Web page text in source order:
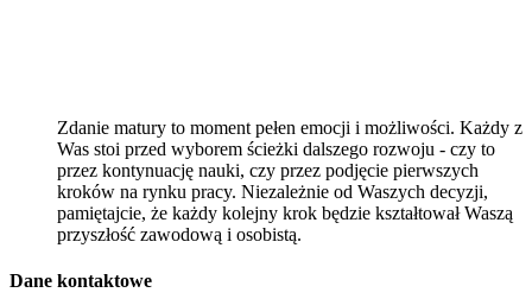
Zdanie matury to moment pełen emocji i możliwości. Każdy z
Was stoi przed wyborem ścieżki dalszego rozwoju - czy to
przez kontynuację nauki, czy przez podjęcie pierwszych
kroków na rynku pracy. Niezależnie od Waszych decyzji,
pamiętajcie, że każdy kolejny krok będzie kształtował Waszą
przyszłość zawodową i osobistą.
Dane kontaktowe